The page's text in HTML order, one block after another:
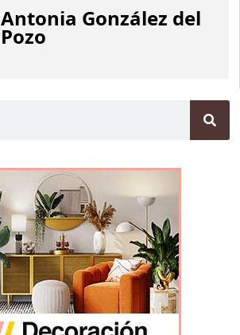
Antonia González del
Pozo